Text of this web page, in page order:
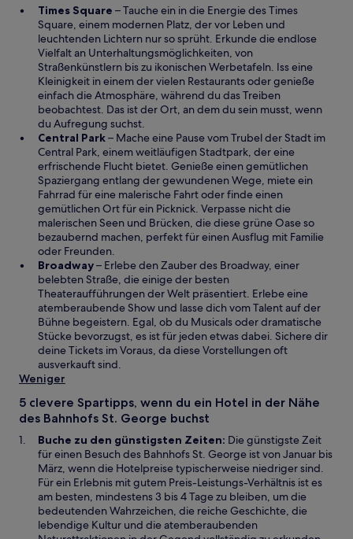
e
ö
f
f
n
e
t
Times Square W
i
r
d
i
n
e
i
n
e
m
n
e
u
e
n
F
n
s
t
e
r
g
e
ö
n
e
– Tauche ein in die Energie des Times
Square, einem modernen Platz, der vor Leben und
leuchtenden Lichtern nur so sprüht. Erkunde die endlose
Vielfalt an Unterhaltungsmöglichkeiten, von
Straßenkünstlern bis zu ikonischen Werbetafeln. Iss eine
Kleinigkeit in einem der vielen Restaurants oder genieße
einfach die Atmosphäre, während du das Treiben
beobachtest. Das ist der Ort, an dem du sein musst, wenn
du Aufregung suchst.
Central ParkW
i
r
d
i
n
e
i
n
e
m
n
e
u
e
n
F
s
t
r
g
e
ö
f
f
n
– Mache eine Pause vom Trubel der Stadt im
Central Park, einem weitläufigen Stadtpark, der eine
erfrischende Flucht bietet. Genieße einen gemütlichen
Spaziergang entlang der gewundenen Wege, miete ein
Fahrrad für eine malerische Fahrt oder finde einen
gemütlichen Ort für ein Picknick. Verpasse nicht die
malerischen Seen und Brücken, die diese grüne Oase so
bezaubernd machen, perfekt für einen Ausflug mit Familie
oder Freunden.
BroadwayW
i
r
d
i
n
e
i
m
n
e
u
e
n
F
e
n
s
– Erlebe den Zauber des Broadway, einer
belebten Straße, die einige der besten
Theateraufführungen der Welt präsentiert. Erlebe eine
atemberaubende Show und lasse dich vom Talent auf der
Bühne begeistern. Egal, ob du Musicals oder dramatische
Stücke bevorzugst, es ist für jeden etwas dabei. Sichere dir
deine Tickets im Voraus, da diese Vorstellungen oft
ausverkauft sind.
Weniger
5 clevere Spartipps, wenn du ein Hotel in der Nähe
des Bahnhofs St. George buchst
Buche zu den günstigsten Zeiten: Die günstigste Zeit
für einen Besuch des Bahnhofs St. George ist von Januar bis
März, wenn die Hotelpreise typischerweise niedriger sind.
Für ein Erlebnis mit gutem Preis-Leistungs-Verhältnis ist es
am besten, mindestens 3 bis 4 Tage zu bleiben, um die
bedeutenden Wahrzeichen, die reiche Geschichte, die
lebendige Kultur und die atemberaubenden